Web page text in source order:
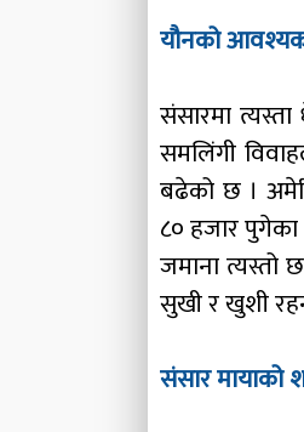
यौनको
संसारमा
समलिंगी
बढेको छ ।
८० हजार
जमाना त्यस्तो
सुखी र खुशी
संसार मायाको